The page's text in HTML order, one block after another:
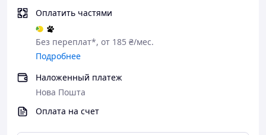
Оплатить частями
Без переплат*, от 185 ₴/мес.
Подробнее
Наложенный платеж
Нова Пошта
Оплата на счет